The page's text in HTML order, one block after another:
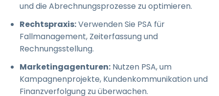
und die Abrechnungsprozesse zu optimieren.
Rechtspraxis:Verwenden Sie PSA für
Fallmanagement, Zeiterfassung und
Rechnungsstellung.
Marketingagenturen: Nutzen PSA, um
Kampagnenprojekte, Kundenkommunikation und
Finanzverfolgung zu überwachen.